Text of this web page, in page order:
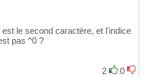
le second caractère, et l'indice
pas ^0 ?
2
0